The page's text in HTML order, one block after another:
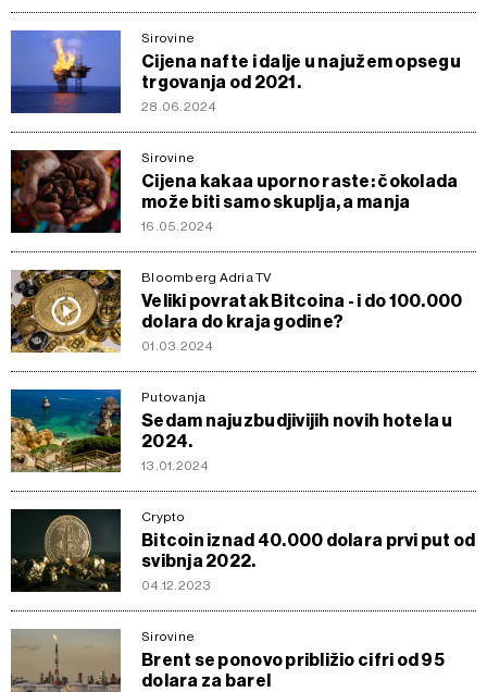
Sirovine
Cijena nafte i dalje u najužem opsegu
trgovanja od 2021.
28.06.2024
Sirovine
Cijena kakaa uporno raste: čokolada
može biti samo skuplja, a manja
16.05.2024
Bloomberg Adria TV
Veliki povratak Bitcoina - i do 100.000
dolara do kraja godine?
01.03.2024
Putovanja
Sedam najuzbudjivijih novih hotela u
2024.
13.01.2024
Crypto
Bitcoin iznad 40.000 dolara prvi put od
svibnja 2022.
04.12.2023
Sirovine
Brent se ponovo približio cifri od 95
dolara za barel